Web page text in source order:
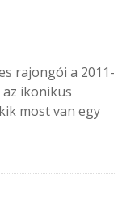
rajongói a 2011-
ikonikus
most van egy